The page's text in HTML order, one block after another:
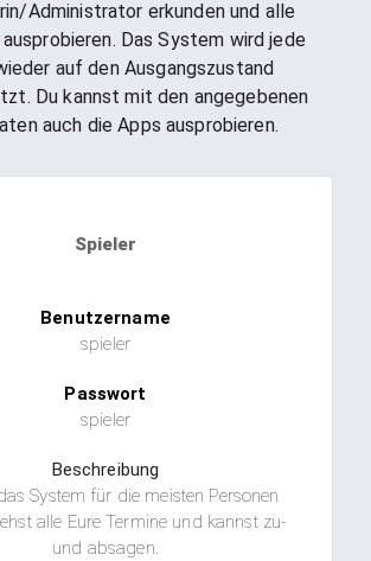
Administrator erkunden und alle
Das System wird jede
auf den Ausgangszustand
Du kannst mit den angegebenen
auch die Apps ausprobieren.
Spieler
Benutzername
spieler
Passwort
spieler
Beschreibung
System für die meisten Personen
alle Eure Termine und kannst zu-
und absagen.